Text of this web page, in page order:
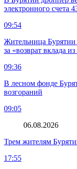
электронного счета
09:54
Жительница Бурятии
за «возврат вклада
09:36
В лесном фонде
возгораний
09:05
06.08.2026
Трем жителям
17:55